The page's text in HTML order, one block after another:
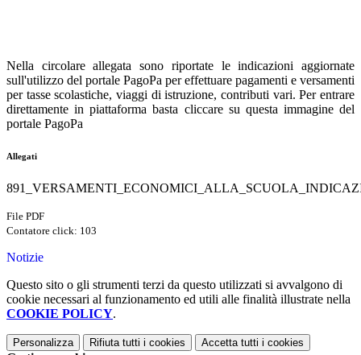
Nella circolare allegata sono riportate le indicazioni aggiornate
sull'utilizzo del portale PagoPa per effettuare pagamenti e versamenti
per tasse scolastiche, viaggi di istruzione, contributi vari. Per entrare
direttamente in piattaforma basta cliccare su questa immagine del
portale PagoPa
Allegati
File PDF
Contatore click: 103
Notizie
Questo sito o gli strumenti terzi da questo utilizzati si avvalgono di
cookie necessari al funzionamento ed utili alle finalità illustrate nella
COOKIE POLICY.
Personalizza Rifiuta tutti i cookies Accetta tutti i cookies